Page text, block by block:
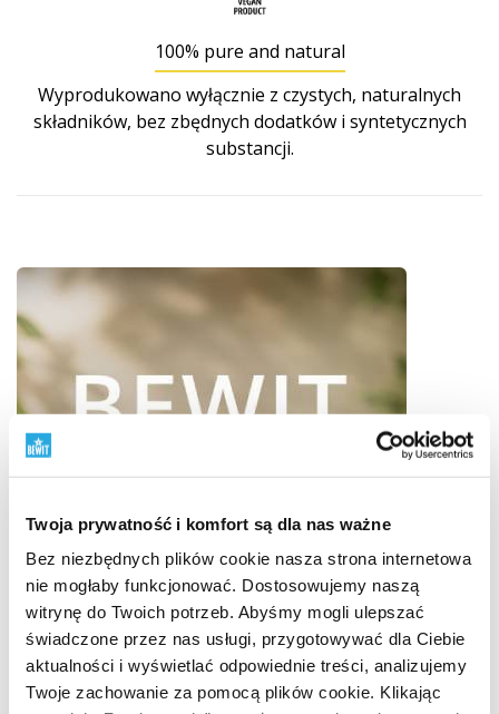
Twoja prywatność i komfort są dla nas ważne
Bez niezbędnych plików cookie nasza strona internetowa
nie mogłaby funkcjonować. Dostosowujemy naszą
witrynę do Twoich potrzeb. Abyśmy mogli ulepszać
świadczone przez nas usługi, przygotowywać dla Ciebie
aktualności i wyświetlać odpowiednie treści, analizujemy
Twoje zachowanie za pomocą plików cookie. Klikając
100% pure and natural
Wyprodukowano wyłącznie z czystych, naturalnych
składników, bez zbędnych dodatków i syntetycznych
substancji.